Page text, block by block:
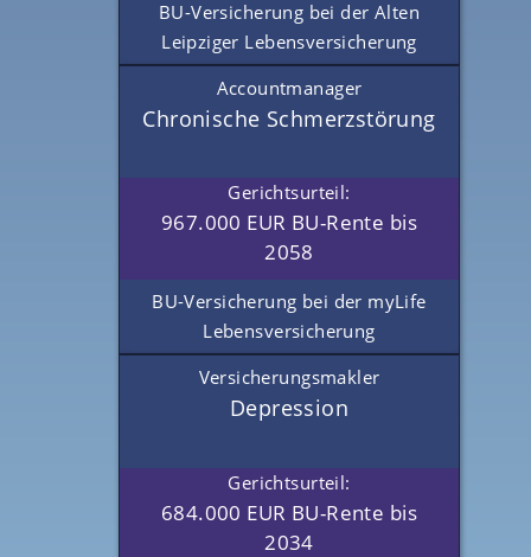
BU-Versicherung bei der Alten
Leipziger Lebensversicherung
Accountmanager
Chronische Schmerzstörung
Gerichtsurteil:
967.000 EUR BU-Rente bis
2058
BU-Versicherung bei der myLife
Lebensversicherung
Versicherungsmakler
Depression
Gerichtsurteil:
684.000 EUR BU-Rente bis
2034